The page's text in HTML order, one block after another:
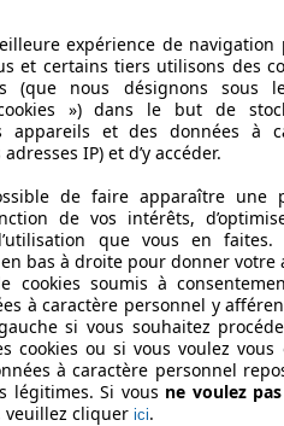
(69 PS)
km/h
expérience de navigation
et certains tiers utilisons des
(que nous désignons sous
») dans le but de
appareils et des données à
IP) et d’y accéder.
de faire apparaître une
de vos intérêts,
que vous en faites.
bas à droite pour donner votre
cookies soumis à
à caractère personnel y
si vous souhaitez
cookies ou si vous voulez vous
à caractère personnel
légitimes. Si vous ne voulez
veuillez cliquer ici.